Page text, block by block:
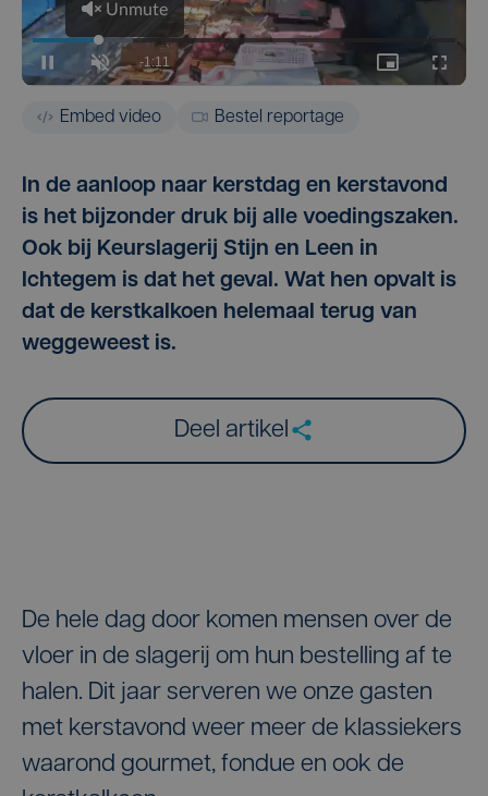
Embed video Bestel reportage
In de aanloop naar kerstdag en kerstavond
is het bijzonder druk bij alle voedingszaken.
Ook bij Keurslagerij Stijn en Leen in
Ichtegem is dat het geval. Wat hen opvalt is
dat de kerstkalkoen helemaal terug van
weggeweest is.
Deel artikel
De hele dag door komen mensen over de
vloer in de slagerij om hun bestelling af te
halen. Dit jaar serveren we onze gasten
met kerstavond weer meer de klassiekers
waarond gourmet, fondue en ook de